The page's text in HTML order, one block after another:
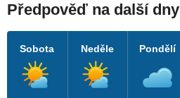
Předpověď na další dny
Sobota Neděle Pondělí